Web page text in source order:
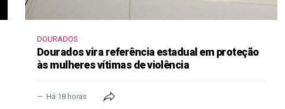
DOURADOS
Dourados vira referência estadual em proteção
às mulheres vítimas de violência
Há 18 horas